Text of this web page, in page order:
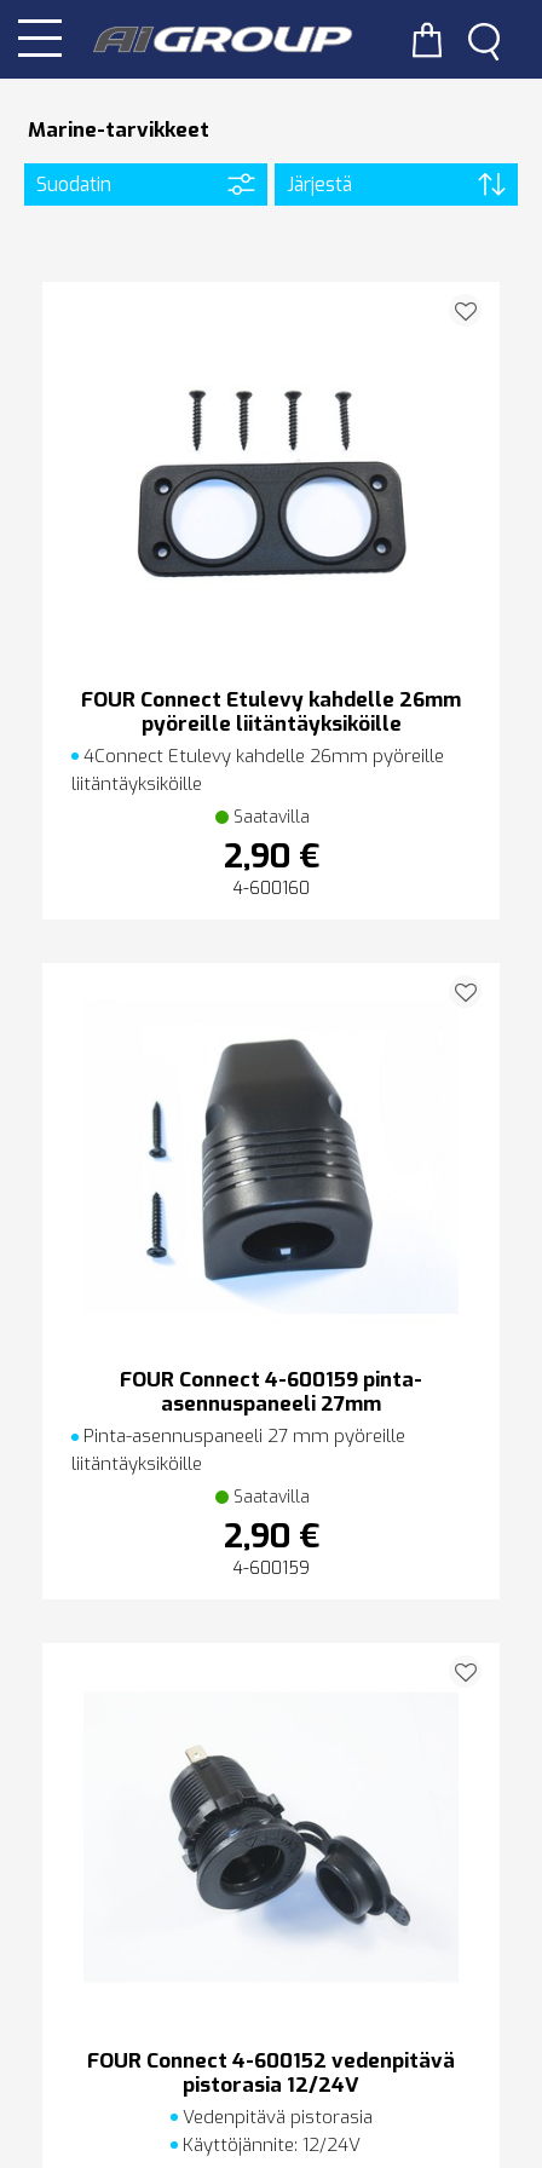
Marine-tarvikkeet
Suodatin Järjestä
FOUR Connect Etulevy kahdelle 26mm
pyöreille liitäntäyksiköille
4Connect Etulevy kahdelle 26mm pyöreille
liitäntäyksiköille
Saatavilla
2,90 €
4-600160
FOUR Connect 4-600159 pinta-
asennuspaneeli 27mm
Pinta-asennuspaneeli 27 mm pyöreille
liitäntäyksiköille
Saatavilla
2,90 €
4-600159
FOUR Connect 4-600152 vedenpitävä
pistorasia 12/24V
Vedenpitävä pistorasia
Käyttöjännite: 12/24V